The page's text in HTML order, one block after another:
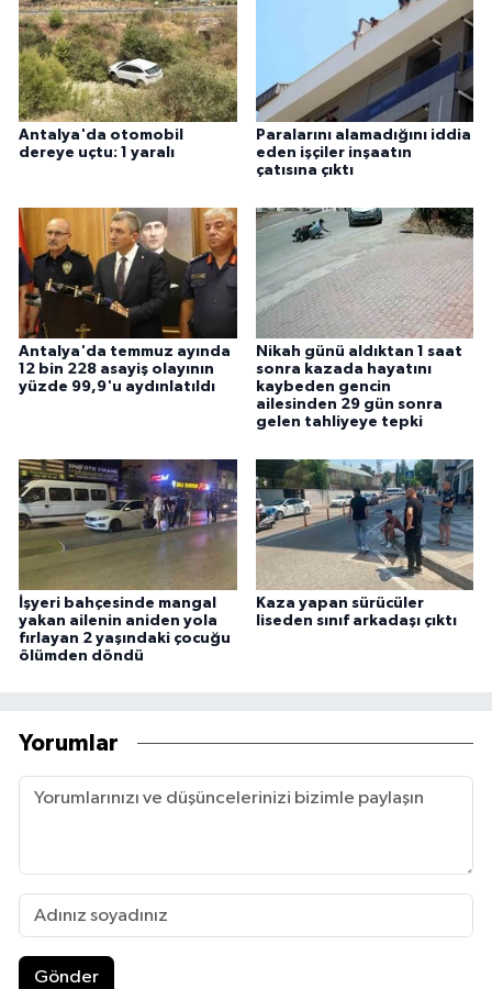
Antalya'da otomobil
dereye uçtu: 1 yaralı
Paralarını alamadığını iddia
eden işçiler inşaatın
çatısına çıktı
Antalya'da temmuz ayında
12 bin 228 asayiş olayının
yüzde 99,9'u aydınlatıldı
Nikah günü aldıktan 1 saat
sonra kazada hayatını
kaybeden gencin
ailesinden 29 gün sonra
gelen tahliyeye tepki
İşyeri bahçesinde mangal
yakan ailenin aniden yola
fırlayan 2 yaşındaki çocuğu
ölümden döndü
Kaza yapan sürücüler
liseden sınıf arkadaşı çıktı
Yorumlar
Gönder